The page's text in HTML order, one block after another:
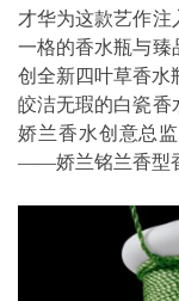
才华为这款艺作注
一格的香水瓶与臻
创全新四叶草香水
皎洁无瑕的白瓷香
娇兰香水创意总
——娇兰铭兰香型